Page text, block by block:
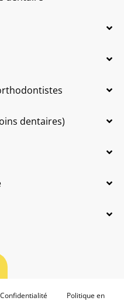
dentaires)
de page
Confidentialité
Politique en